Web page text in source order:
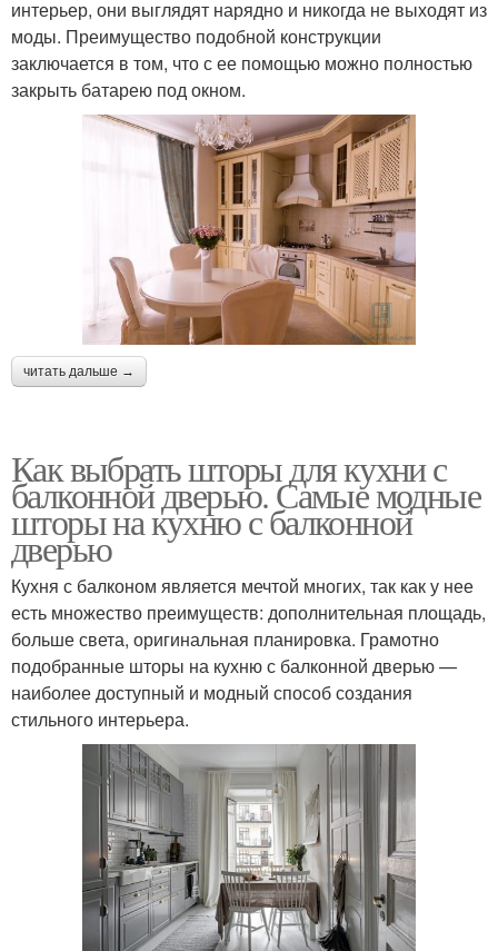
интерьер, они выглядят нарядно и никогда не выходят из
моды. Преимущество подобной конструкции
заключается в том, что с ее помощью можно полностью
закрыть батарею под окном.
читать дальше →
Как выбрать шторы для кухни с
балконной дверью. Самые модные
шторы на кухню с балконной
дверью
Кухня с балконом является мечтой многих, так как у нее
есть множество преимуществ: дополнительная площадь,
больше света, оригинальная планировка. Грамотно
подобранные шторы на кухню с балконной дверью —
наиболее доступный и модный способ создания
стильного интерьера.